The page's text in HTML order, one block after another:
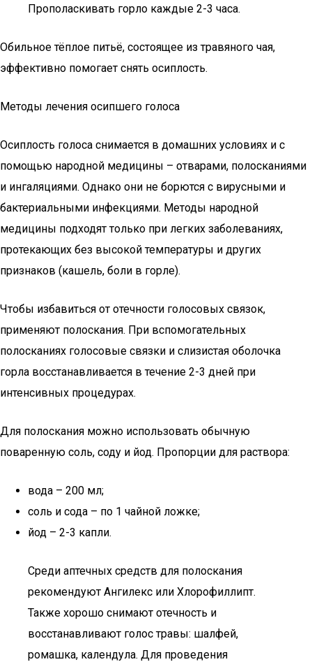
Прополаскивать горло каждые 2-3 часа.
Обильное тёплое питьё, состоящее из травяного чая,
эффективно помогает снять осиплость.
Методы лечения осипшего голоса
Осиплость голоса снимается в домашних условиях и с
помощью народной медицины – отварами, полосканиями
и ингаляциями. Однако они не борются с вирусными и
бактериальными инфекциями. Методы народной
медицины подходят только при легких заболеваниях,
протекающих без высокой температуры и других
признаков (кашель, боли в горле).
Чтобы избавиться от отечности голосовых связок,
применяют полоскания. При вспомогательных
полосканиях голосовые связки и слизистая оболочка
горла восстанавливается в течение 2-3 дней при
интенсивных процедурах.
Для полоскания можно использовать обычную
поваренную соль, соду и йод. Пропорции для раствора:
вода – 200 мл;
соль и сода – по 1 чайной ложке;
йод – 2-3 капли.
Среди аптечных средств для полоскания
рекомендуют Ангилекс или Хлорофиллипт.
Также хорошо снимают отечность и
восстанавливают голос травы: шалфей,
ромашка, календула. Для проведения